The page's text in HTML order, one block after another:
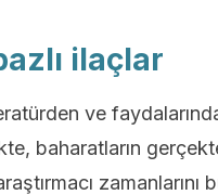
ilaçlar
ve
baharatların
zamanlarını